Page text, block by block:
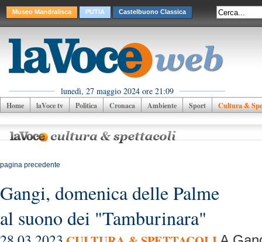
Museo Mandralisca PUTIA Castelbuono Classica
lunedì, 27 maggio 2024 ore 21:09
Home laVoce tv Politica Cronaca Ambiente Sport Cultura &
pagina precedente
Gangi, domenica delle Palme
al suono dei "Tamburinara"